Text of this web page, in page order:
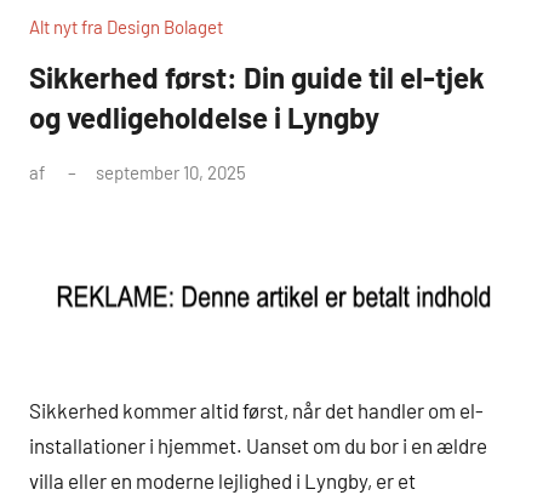
Alt nyt fra Design Bolaget
Sikkerhed først: Din guide til el-tjek
og vedligeholdelse i Lyngby
af september 10, 2025
Sikkerhed kommer altid først, når det handler om el-
installationer i hjemmet. Uanset om du bor i en ældre
villa eller en moderne lejlighed i Lyngby, er et